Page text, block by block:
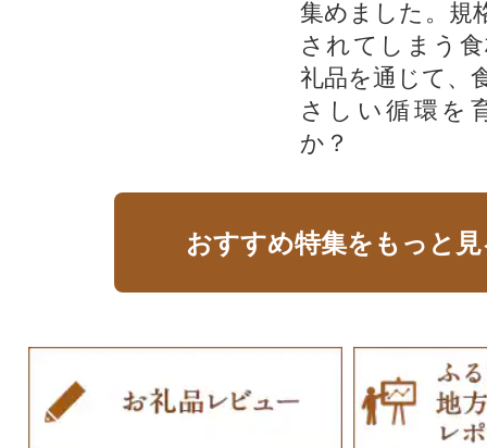
集めました。規
されてしまう
礼品を通じて、
さしい循環を
か？​
おすすめ特集をもっと